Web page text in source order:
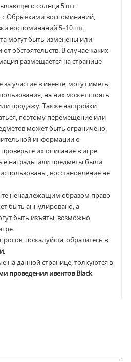
солнца 5 шт.
Обрывками воспоминаний,
воспоминаний 5–10 шт.
могут быть изменены или
обстоятельств. В случае каких-
размещается на странице
участие в ивенте, могут иметь
на них может стоять
продажу. Также настройки
поэтому перемещение или
может быть ограничено.
информации о
их описание в игре.
награды или предметы были
восстановление не
ненадлежащим образом право
быть аннулировано, а
быть изъяты, возможно
пожалуйста, обратитесь в
.
на данной странице, толкуются в
проведения ивентов Black